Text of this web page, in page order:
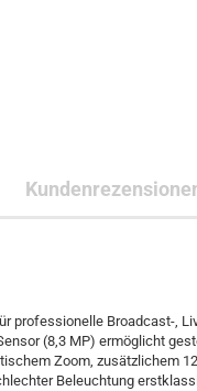
professionelle Broadcast-,
(8,3 MP) ermöglicht
Zoom, zusätzlichem
Beleuchtung